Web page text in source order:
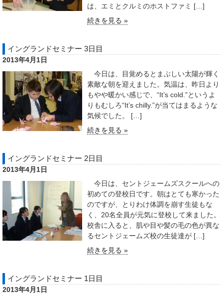
は、エミとクルミのホストファミ […]
続きを見る »
イングランドセミナー 3日目
2013年4月1日
今日は、目覚めるとまぶしい太陽が輝く
素敵な朝を迎えました。気温は、昨日より
もやや暖かい感じで、“It’s cold.”というよ
りもむしろ“It’s chilly.”が当てはまるような
気候でした。 […]
続きを見る »
イングランドセミナー 2日目
2013年4月1日
今日は、セントジェームズスクールへの
初めての登校日です。朝はとても寒かった
のですが、とりわけ体調を崩す生徒もな
く、20名全員が元気に登校して来ました。
校舎に入ると、肌や目や髪の毛の色が異な
るセントジェームズ校の生徒達が […]
続きを見る »
イングランドセミナー 1日目
2013年4月1日